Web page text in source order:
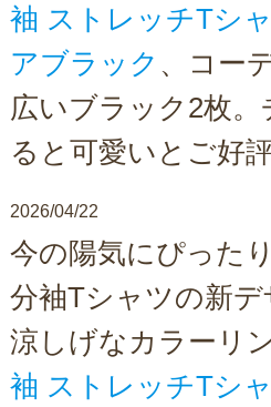
袖 ストレッチTシ
アブラック 、コー
広いブラック2枚。
ると可愛いとご好
2026/04/22
今の陽気にぴった
分袖Tシャツの新
涼しげなカラーリ
袖 ストレッチTシ